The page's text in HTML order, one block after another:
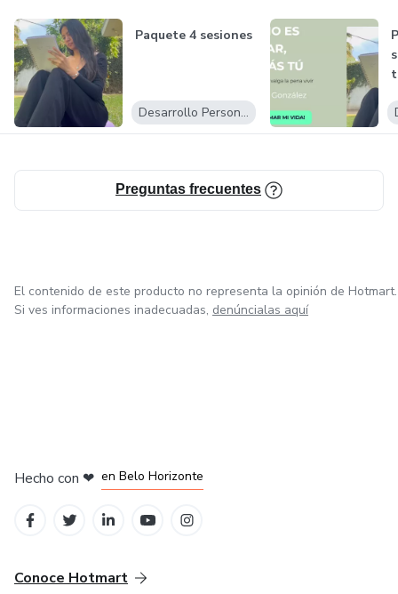
Paquete 4 sesiones
Desarrollo Personal
Preguntas frecuentes
El contenido de este producto no representa la opinión de Hotmart.
Si ves informaciones inadecuadas, denúncialas aquí
Hecho con ❤ en Belo Horizonte
Conoce Hotmart